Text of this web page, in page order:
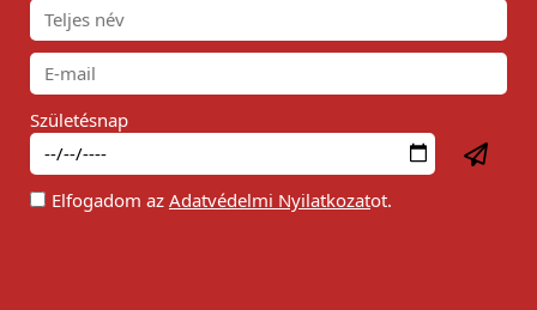
Születésnap
Elfogadom az Adatvédelmi Nyilatkozatot.